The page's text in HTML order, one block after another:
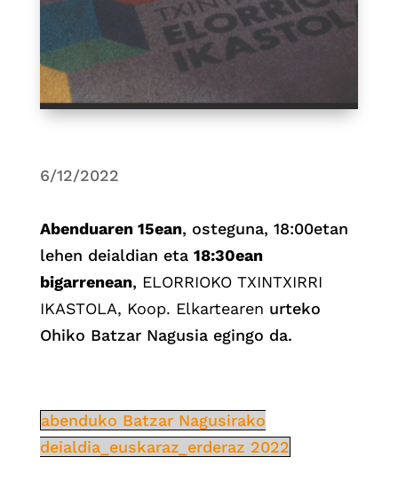
6/12/2022
Abenduaren 15ean, osteguna, 18:00etan
lehen deialdian eta 18:30ean
bigarrenean, ELORRIOKO TXINTXIRRI
IKASTOLA, Koop. Elkartearen urteko
Ohiko Batzar Nagusia egingo da.
abenduko Batzar Nagusirako
deialdia_euskaraz_erderaz 2022